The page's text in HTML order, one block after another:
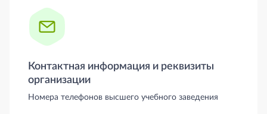
Контактная информация и реквизиты
организации
Номера телефонов высшего учебного заведения